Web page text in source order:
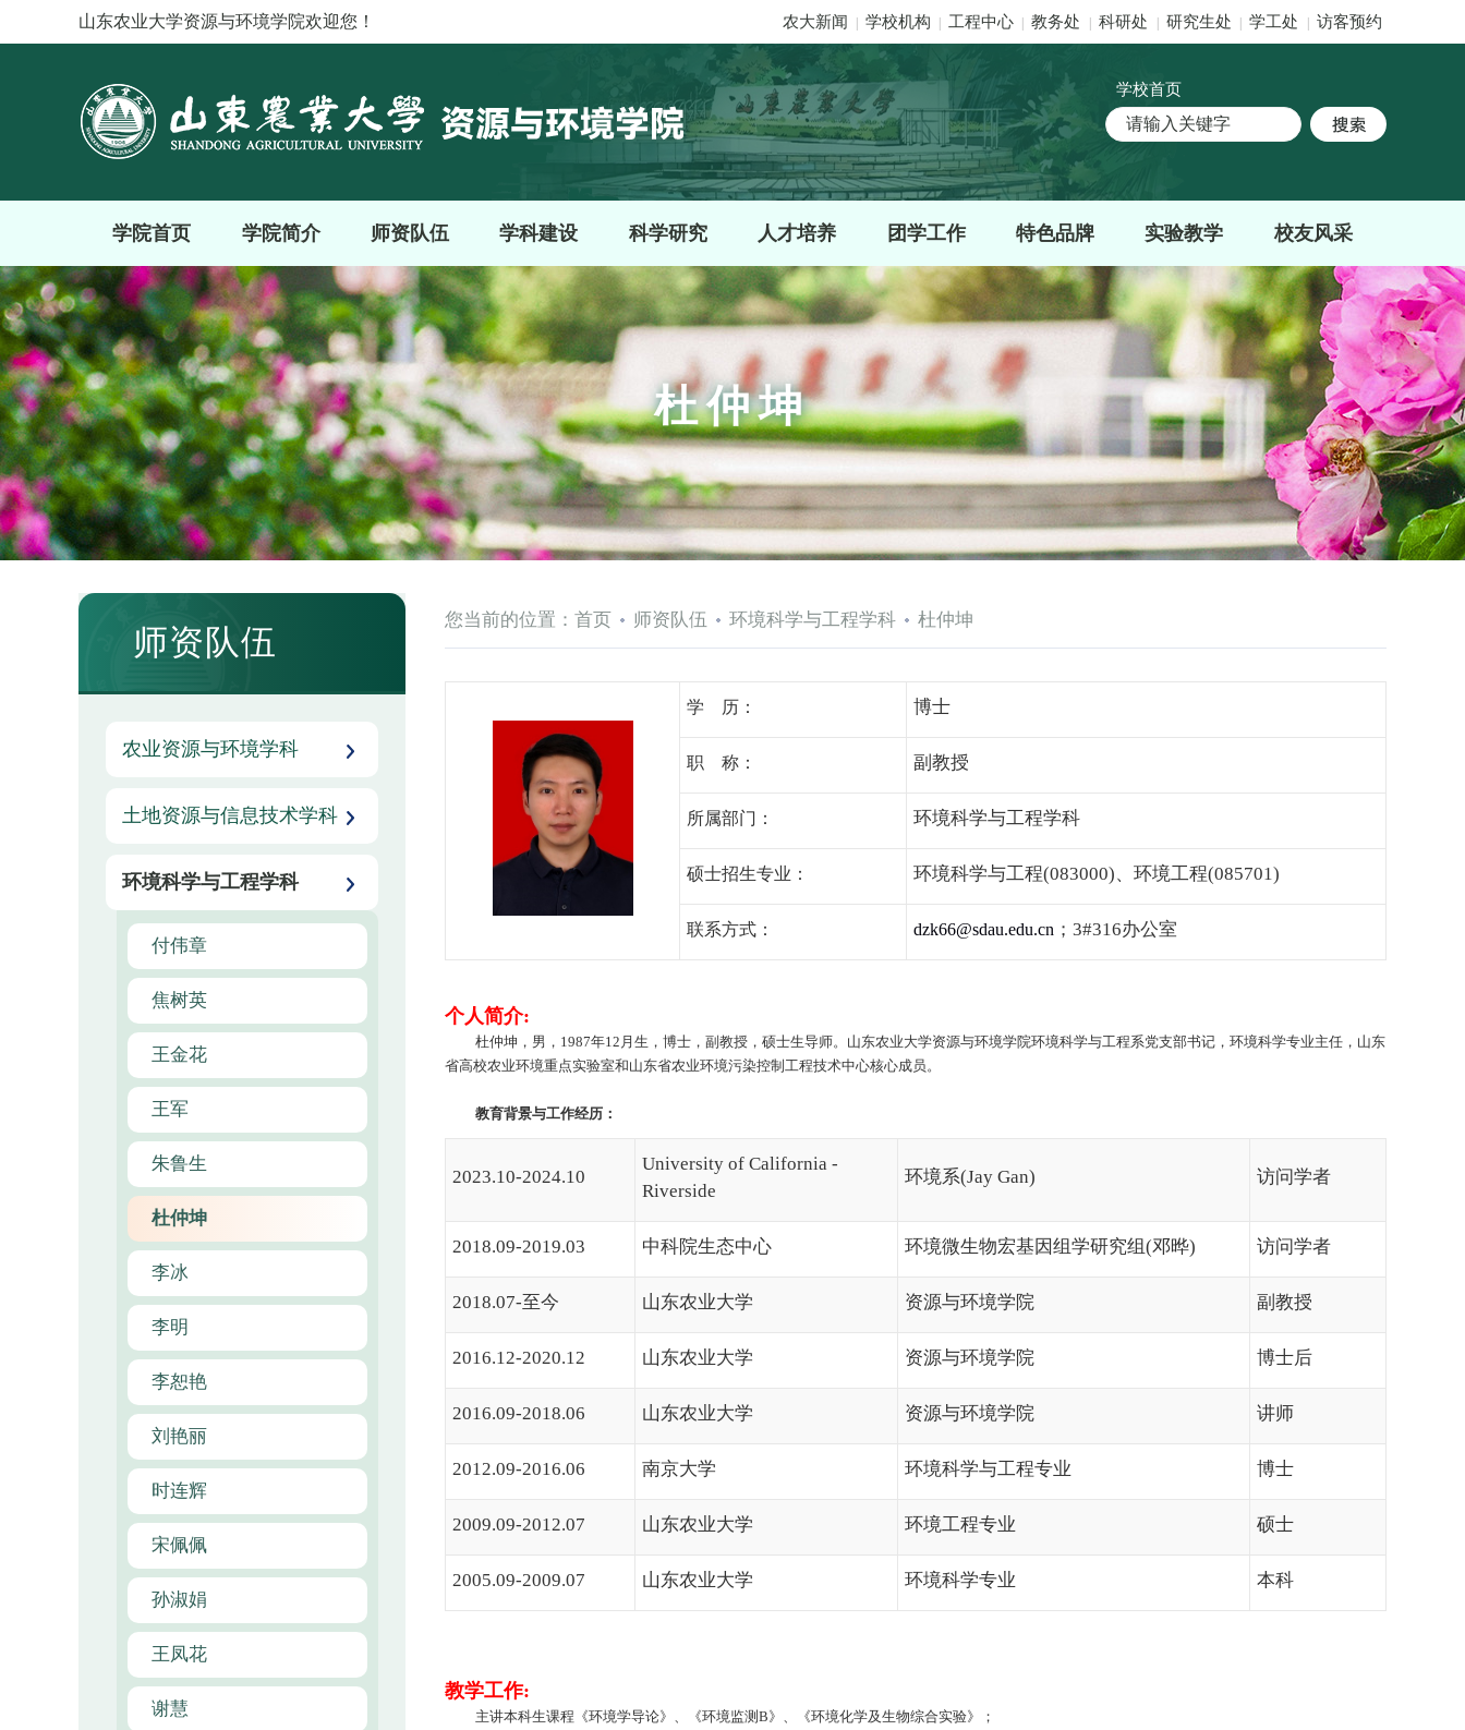
山东农业大学资源与环境学院欢迎您！ 农大新闻 学校机构 工程中心 教务处 科研处 研究生处 学工处 访客预约
学校首页
学院首页 学院简介 师资队伍 学科建设 科学研究 人才培养 团学工作 特色品牌 实验教学 校友风采
杜仲坤
您当前的位置： 首页 师资队伍 环境科学与工程学科 杜仲坤
学 历： 博士
职 称： 副教授
所属部门： 环境科学与工程学科
硕士招生专业： 环境科学与工程(083000)、环境工程(085701)
联系方式： dzk66@sdau.edu.cn ； 3#316办公室
个人简介:
杜仲坤，男， 1987年12 月生，博士，副教授，硕士生导师。山东农业大学资源与环境学院环境科学与工程系党支部书记，环境科学专业主任，山东
省高校农业环境重点实验室和山东省农业环境污染控制工程技术中心核心成员。
教育背景与工作经历：
2023.10-2024.10
University of California -
Riverside
环境系(Jay Gan) 访问学者
2018.09-2019.03 中科院生态中心 环境微生物宏基因组学研究组(邓晔) 访问学者
2018.07-至今 山东农业大学 资源与环境学院 副教授
2016.12-2020.12 山东农业大学 资源与环境学院 博士后
2016.09-2018.06 山东农业大学 资源与环境学院 讲师
2012.09-2016.06 南京大学 环境科学与工程专业 博士
2009.09-2012.07 山东农业大学 环境工程专业 硕士
2005.09-2009.07 山东农业大学 环境科学专业 本科
教学工作:
主讲本科生课程《环境学导论》、《环境监测B》、《环境化学及生物综合实验》；
师资队伍
农业资源与环境学科
土地资源与信息技术学科
环境科学与工程学科
付伟章
焦树英
王金花
王军
朱鲁生
杜仲坤
李冰
李明
李恕艳
刘艳丽
时连辉
宋佩佩
孙淑娟
王凤花
谢慧